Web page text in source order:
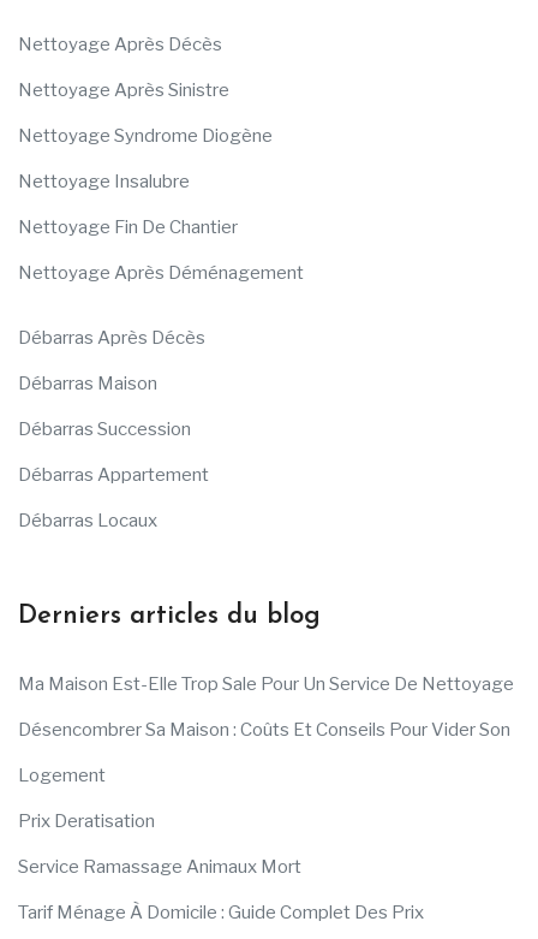
Nettoyage Après Décès
Nettoyage Après Sinistre
Nettoyage Syndrome Diogène
Nettoyage Insalubre
Nettoyage Fin De Chantier
Nettoyage Après Déménagement
Débarras Après Décès
Débarras Maison
Débarras Succession
Débarras Appartement
Débarras Locaux
Derniers articles du blog
Ma Maison Est-Elle Trop Sale Pour Un Service De Nettoyage
Désencombrer Sa Maison : Coûts Et Conseils Pour Vider Son
Logement
Prix Deratisation
Service Ramassage Animaux Mort
Tarif Ménage À Domicile : Guide Complet Des Prix